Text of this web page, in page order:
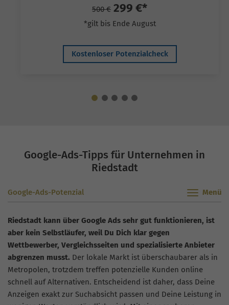
500 € 299 €*
*gilt bis Ende August
Kostenloser Potenzialcheck
Google-Ads-Tipps für Unternehmen in
Riedstadt
Google-Ads-Potenzial
Riedstadt kann über Google Ads sehr gut funktionieren, ist
aber kein Selbstläufer, weil Du Dich klar gegen
Wettbewerber, Vergleichsseiten und spezialisierte Anbieter
abgrenzen musst. Der lokale Markt ist überschaubarer als in
Metropolen, trotzdem treffen potenzielle Kunden online
schnell auf Alternativen. Entscheidend ist daher, dass Deine
Anzeigen exakt zur Suchabsicht passen und Deine Leistung in